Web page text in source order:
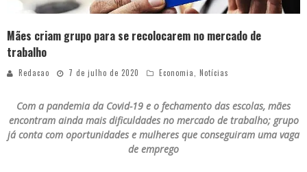
Mães criam grupo para se recolocarem no mercado de
trabalho
Redacao 7 de julho de 2020 Economia Notícias
Com a pandemia da Covid-19 e o fechamento das escolas, mães
encontram ainda mais dificuldades no mercado de trabalho; grupo
já conta com oportunidades e mulheres que conseguiram uma vaga
de emprego